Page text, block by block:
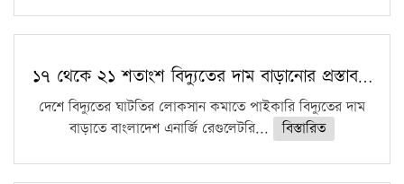
১৭ থেকে ২১ শতাংশ বিদ্যুতের দাম বাড়ানোর প্রস্তাব…
দেশে বিদ্যুতের ঘাটতির লোকসান কমাতে পাইকারি বিদ্যুতের দাম
বাড়াতে বাংলাদেশ এনার্জি রেগুলেটরি...
বিস্তারিত